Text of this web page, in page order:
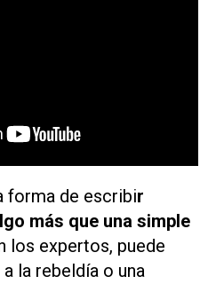
forma de escribir
más que una simple
los expertos, puede
la rebeldía o una